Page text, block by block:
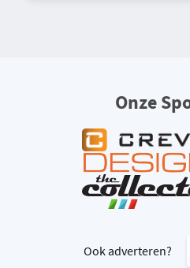
Onze
Ook adverteren?